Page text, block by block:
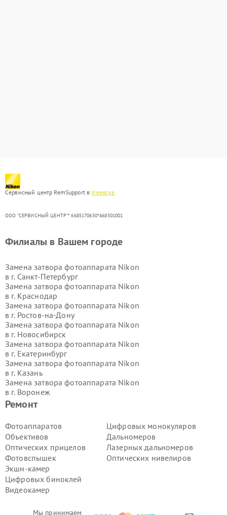
Сервисный центр RemSupport в Ижевске
ООО "СЕРВИСНЫЙ ЦЕНТР"* 6685170650*668501001
Мы принимаем
Ремонт
Фотоаппаратов
Объективов
Оптических прицелов
Фотовспышек
Экшн-камер
Цифровых биноклей
Видеокамер
Цифровых монокуляров
Дальномеров
Лазерных дальномеров
Оптических нивелиров
Филиалы в Вашем городе
Замена затвора фотоаппарата Nikon
в г. Санкт-Петербург
Замена затвора фотоаппарата Nikon
в г. Краснодар
Замена затвора фотоаппарата Nikon
в г. Ростов-на-Дону
Замена затвора фотоаппарата Nikon
в г. Новосибирск
Замена затвора фотоаппарата Nikon
в г. Екатеринбург
Замена затвора фотоаппарата Nikon
в г. Казань
Замена затвора фотоаппарата Nikon
в г. Воронеж
Замена затвора фотоаппарата Nikon
Замена затвора фотоаппарата Nikon
в г.Самара
Замена затвора фотоаппарата Nikon
в г.Пермь
Замена затвора фотоаппарата Nikon
в г.Красноярск
Замена затвора фотоаппарата Nikon
в г.Ижевск
Челябинск